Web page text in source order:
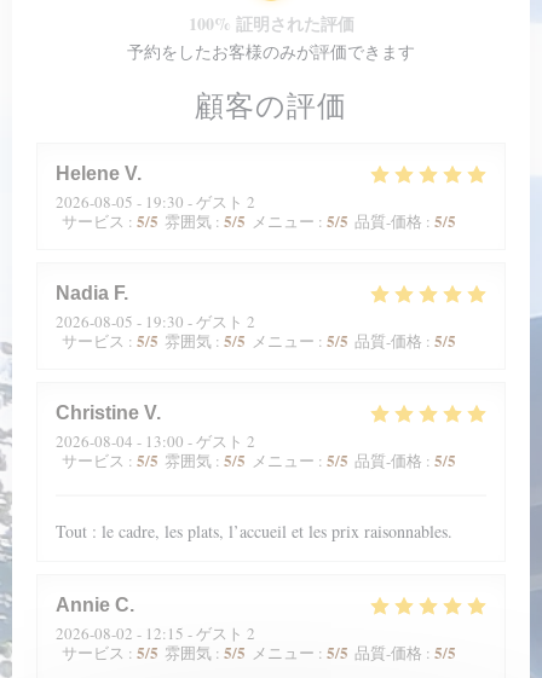
顧客の評価
Helene V
2026-08-05 - 19:30 - ゲスト 2
サービス : 5/5 雰囲気 : 5/5 メニュー : 5/5 品質-価格 : 5/5
Nadia F
2026-08-05 - 19:30 - ゲスト 2
サービス : 5/5 雰囲気 : 5/5 メニュー : 5/5 品質-価格 : 5/5
Christine V
2026-08-04 - 13:00 - ゲスト 2
サービス : 5/5 雰囲気 : 5/5 メニュー : 5/5 品質-価格 : 5/5
Tout : le cadre, les plats, l’accueil et les prix raisonnables.
Annie C
2026-08-02 - 12:15 - ゲスト 2
サービス : 5/5 雰囲気 : 5/5 メニュー : 5/5 品質-価格 : 5/5
100% 証明された評価
予約をしたお客様のみが評価できます